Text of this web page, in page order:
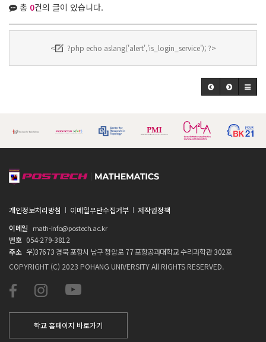
총 0건의 글이 있습니다.
< ?php echo aslang('alert','is_login_service'); ?>
개인정보처리방침 이메일무단수집거부
저작권정책
이메일
math-info@postech.ac.kr
번호 054-279-3812
주소 우)37673 경북 포항시 남구 청암로 77 포항공과대학교 수리과학관 302호
COPYRIGHT (C) 2023 POHANG UNIVERSITY All RIGHTS RESERVED.
학교 홈페이지 바로가기